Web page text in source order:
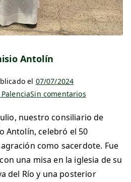
Antolín
el 07/07/2024
Sin comentarios
nuestro consiliario de
Antolín, celebró el 50
como sacerdote. Fue
una misa en la iglesia de su
del Río y una posterior